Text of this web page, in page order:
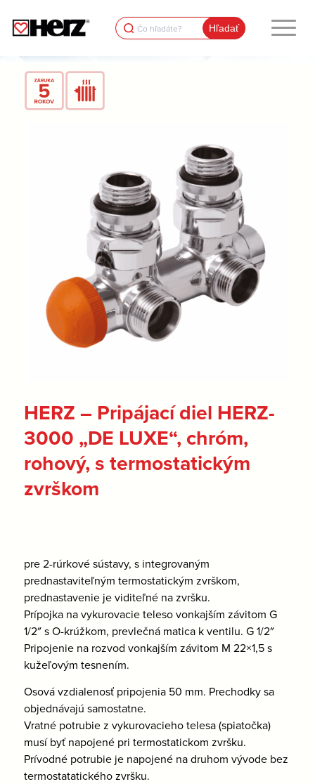
Search
for:
HERZ – Pripájací diel HERZ-
3000 „DE LUXE“, chróm,
rohový, s termostatickým
zvrškom
pre 2-rúrkové sústavy, s integrovaným
prednastaviteľným termostatickým zvrškom,
prednastavenie je viditeľné na zvršku.
Prípojka na vykurovacie teleso vonkajším závitom G
1/2″ s O-krúžkom, prevlečná matica k ventilu. G 1/2″
Pripojenie na rozvod vonkajším závitom M 22×1,5 s
kužeľovým tesnením.
Osová vzdialenosť pripojenia 50 mm. Prechodky sa
objednávajú samostatne.
Vratné potrubie z vykurovacieho telesa (spiatočka)
musí byť napojené pri termostatickom zvršku.
Prívodné potrubie je napojené na druhom vývode bez
termostatatického zvršku.